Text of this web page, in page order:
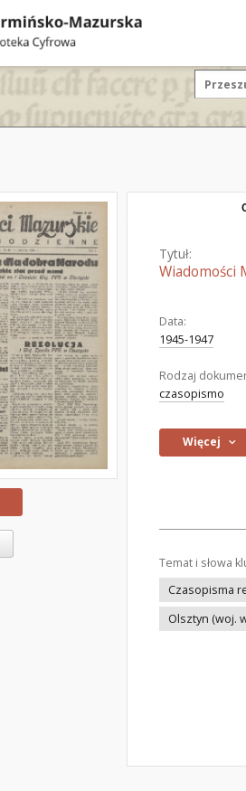
Tytuł:
Wiadomości
Data:
1945-1947
Rodzaj
czasopismo
Więcej
Temat i słowa
Czasopisma
Olsztyn (woj.